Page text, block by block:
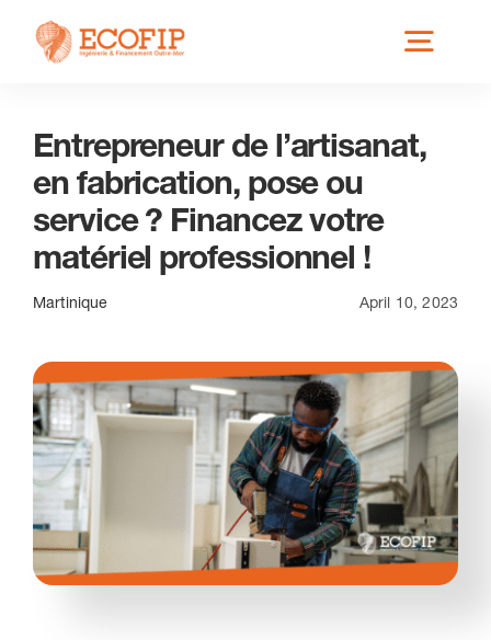
Skip
Qui est ECOFIP ?
Nos Services
Secteurs éligibles
Actus
Nous contacter
Entrepreneur de l’artisanat,
en fabrication, pose ou
service ? Financez votre
matériel professionnel !
Martinique April 10, 2023